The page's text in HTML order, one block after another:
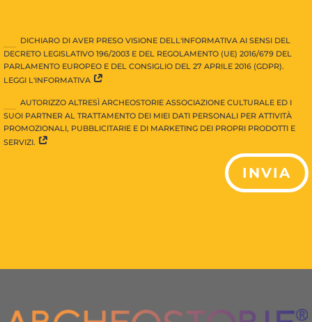
DICHIARO DI AVER PRESO VISIONE DELL'INFORMATIVA AI SENSI DEL
DECRETO LEGISLATIVO 196/2003 E DEL REGOLAMENTO (UE) 2016/679 DEL
PARLAMENTO EUROPEO E DEL CONSIGLIO DEL 27 APRILE 2016 (GDPR).
LEGGI L'INFORMATIVA
AUTORIZZO ALTRESÌ ARCHEOSTORIE ASSOCIAZIONE CULTURALE ED I
SUOI PARTNER AL TRATTAMENTO DEI MIEI DATI PERSONALI PER ATTIVITÀ
PROMOZIONALI, PUBBLICITARIE E DI MARKETING DEI PROPRI PRODOTTI E
SERVIZI.
INVIA